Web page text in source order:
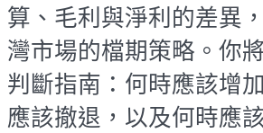
算、毛利與淨利的差異
灣市場的檔期策略。你
判斷指南：何時應該增
應該撤退，以及何時應